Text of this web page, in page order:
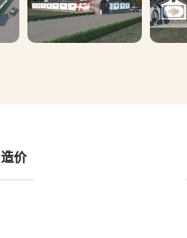
造价